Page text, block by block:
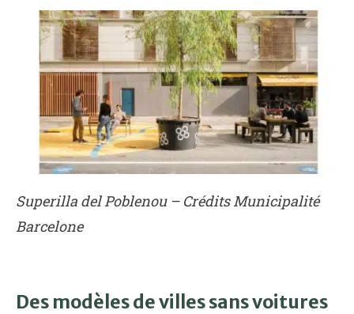
Superilla del Poblenou – Crédits Municipalité
Barcelone
Des modèles de villes sans voitures